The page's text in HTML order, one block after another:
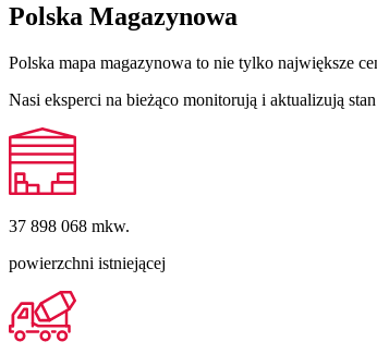
Polska Magazynowa
Polska mapa magazynowa to nie tylko największe
Nasi eksperci na bieżąco monitorują i aktualizują
37 898 068 mkw.
powierzchni istniejącej